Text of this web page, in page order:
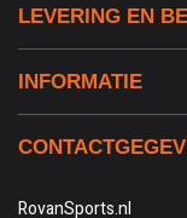
LEVERING EN
INFORMATIE
RovanSports.nl